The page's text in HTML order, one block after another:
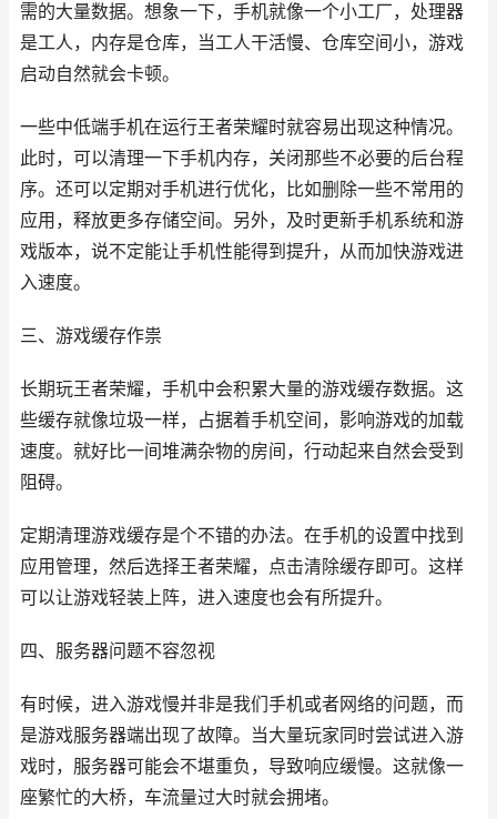
需的大量数据。想象一下，手机就像一个小工厂，处理器
是工人，内存是仓库，当工人干活慢、仓库空间小，游戏
启动自然就会卡顿。
一些中低端手机在运行王者荣耀时就容易出现这种情况。
此时，可以清理一下手机内存，关闭那些不必要的后台程
序。还可以定期对手机进行优化，比如删除一些不常用的
应用，释放更多存储空间。另外，及时更新手机系统和游
戏版本，说不定能让手机性能得到提升，从而加快游戏进
入速度。
三、游戏缓存作祟
长期玩王者荣耀，手机中会积累大量的游戏缓存数据。这
些缓存就像垃圾一样，占据着手机空间，影响游戏的加载
速度。就好比一间堆满杂物的房间，行动起来自然会受到
阻碍。
定期清理游戏缓存是个不错的办法。在手机的设置中找到
应用管理，然后选择王者荣耀，点击清除缓存即可。这样
可以让游戏轻装上阵，进入速度也会有所提升。
四、服务器问题不容忽视
有时候，进入游戏慢并非是我们手机或者网络的问题，而
是游戏服务器端出现了故障。当大量玩家同时尝试进入游
戏时，服务器可能会不堪重负，导致响应缓慢。这就像一
座繁忙的大桥，车流量过大时就会拥堵。